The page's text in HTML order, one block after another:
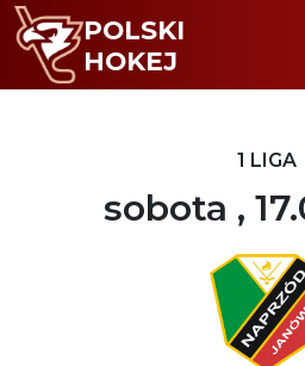
POLSKI
HOKEJ
1 LIGA
sobota ,